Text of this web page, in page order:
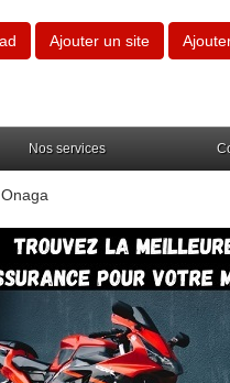
Ajouter un site
Nos services